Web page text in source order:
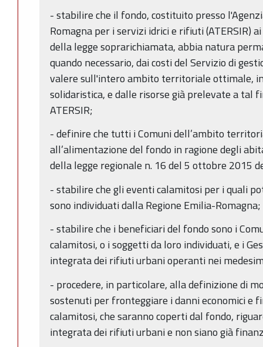
- stabilire che il fondo, costituito presso
Romagna per i servizi idrici e rifiuti (ATERSIR)
della legge soprarichiamata, abbia natura
quando necessario, dai costi del Servizio di
valere sull'intero ambito territoriale ottimale,
solidaristica, e dalle risorse già prelevate a tal
ATERSIR;
- definire che tutti i Comuni dell’ambito
all’alimentazione del fondo in ragione degli
della legge regionale n. 16 del 5 ottobre 2015
- stabilire che gli eventi calamitosi per i quali
sono individuati dalla Regione Emilia-Romagna;
- stabilire che i beneficiari del fondo sono i
calamitosi, o i soggetti da loro individuati, e i
integrata dei rifiuti urbani operanti nei
- procedere, in particolare, alla definizione di
sostenuti per fronteggiare i danni economici e
calamitosi, che saranno coperti dal fondo,
integrata dei rifiuti urbani e non siano già